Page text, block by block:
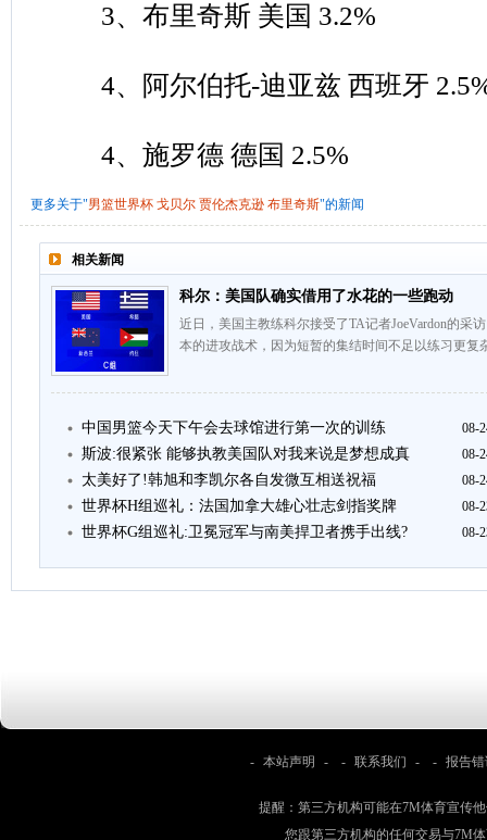
3、布里奇斯 美国 3.2%
4、阿尔伯托-迪亚兹 西班牙
4、施罗德 德国 2.5%
更多关于"男篮世界杯 戈贝尔 贾伦杰克逊 布里奇斯"的新闻
相关新闻
科尔：美国队确实借用了水花的一些跑动
近日，美国主教练科尔接受了TA记者JoeVardon的采
本的进攻战术，因为短暂的集结时间不足以练习更
中国男篮今天下午会去球馆进行第一次的训练 08-
斯波:很紧张 能够执教美国队对我来说是梦想成真 08-
太美好了!韩旭和李凯尔各自发微互相送祝福 08-
世界杯H组巡礼：法国加拿大雄心壮志剑指奖牌 08-
世界杯G组巡礼:卫冕冠军与南美捍卫者携手出线? 08-
- 本站声明 - - 联系我们 - - 报告
提醒：第三方机构可能在7M体育宣传
您跟第三方机构的任何交易与7M